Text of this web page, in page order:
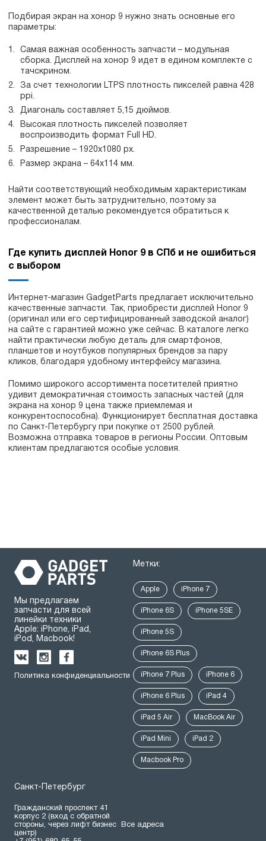
Подбирая экран на хонор 9 нужно знать основные его
параметры:
Самая важная особенность запчасти – модульная
сборка. Дисплей на хонор 9 идет в едином комплекте с
тачскрином.
За счет технологии LTPS плотность пикселей равна 428
ppi.
Диагональ составляет 5,15 дюймов.
Высокая плотность пикселей позволяет
воспроизводить формат Full HD.
Разрешение – 1920х1080 px.
Размер экрана – 64х114 мм.
Найти соответствующий необходимым характеристикам
элемент может быть затруднительно, поэтому за
качественной деталью рекомендуется обратиться к
профессионалам.
Где купить дисплей Honor 9 в СПб и не ошибиться
с выбором
Интернет-магазин GadgetParts предлагает исключительно
качественные запчасти. Так, приобрести дисплей Honor 9
(оригинал или его сертифицированный заводской аналог)
на сайте с гарантией можно уже сейчас. В каталоге легко
найти практически любую деталь для смартфонов,
планшетов и ноутбуков популярных брендов за пару
кликов, благодаря удобному интерфейсу магазина.
Помимо широкого ассортимента посетителей приятно
удивит демократичная стоимость запасных частей (для
экрана на хонор 9 цена также приемлемая и
конкурентоспособна). Функционирует бесплатная доставка
по Санкт-Петербургу при покупке от 2500 рублей.
Возможна отправка товаров в регионы России. Оптовым
клиентам предлагаются особые условия.
Мы предлагаем
запчасти для всей
линейки техники
Apple: iPhone, iPad,
iPod, Macbook!
Политика конфиденциальности
Метки:
Apple iPhone 7
iPhone 6S iPhone 5SE
iPhone 5S
iPhone 6S Plus
iPhone 7 Plus iPhone 6
iPhone 6 Plus iPad 4
iPad 5 Air MacBook Air
iPad Mini iPad 2
Macbook Pro
Санкт-Петербург
Гражданский проспект 41
корпус 2 (вход с обратной
стороны, через лифт бизнес
центр)
Все адреса